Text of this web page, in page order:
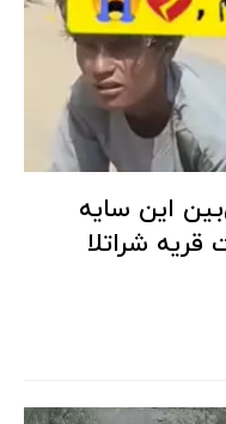
این سایه
شراتلا